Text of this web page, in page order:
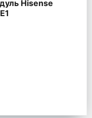
Hisense